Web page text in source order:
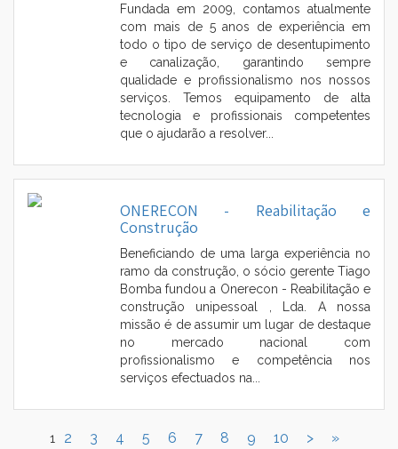
Fundada em 2009, contamos atualmente
com mais de 5 anos de experiência em
todo o tipo de serviço de desentupimento
e canalização, garantindo sempre
qualidade e profissionalismo nos nossos
serviços. Temos equipamento de alta
tecnologia e profissionais competentes
que o ajudarão a resolver...
ONERECON - Reabilitação e
Construção
Beneficiando de uma larga experiência no
ramo da construção, o sócio gerente Tiago
Bomba fundou a Onerecon - Reabilitação e
construção unipessoal , Lda. A nossa
missão é de assumir um lugar de destaque
no mercado nacional com
profissionalismo e competência nos
serviços efectuados na...
1 2 3 4 5 6 7 8 9 10 > »